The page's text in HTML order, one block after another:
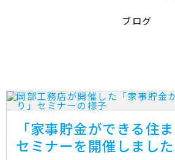
ブログ
「家事貯金ができる住
セミナーを開催しました